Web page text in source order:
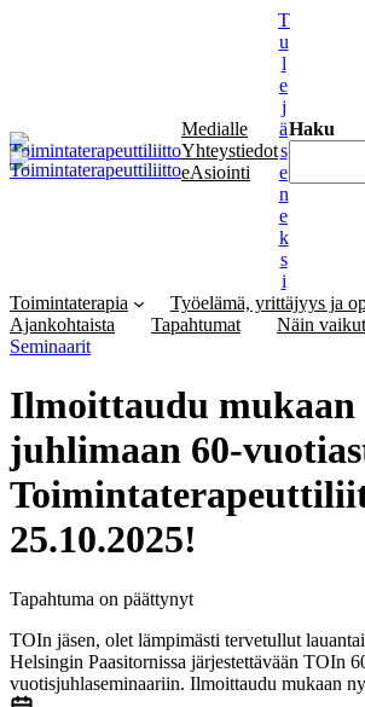
Medialle
Yhteystiedot
eAsiointi
T
u
l
e
j
ä
s
e
n
e
k
s
i
Haku
Toimintaterapia Työelämä, yrittäjyys ja
Ajankohtaista
Tapahtumat Näin
Seminaarit
Ilmoittaudu mukaan
juhlimaan 60-
25.10.2025!
Tapahtuma on päättynyt
TOIn jäsen, olet lämpimästi tervetullut
Helsingin Paasitornissa järjestettävään TOIn
vuotisjuhlaseminaariin. Ilmoittaudu mukaan